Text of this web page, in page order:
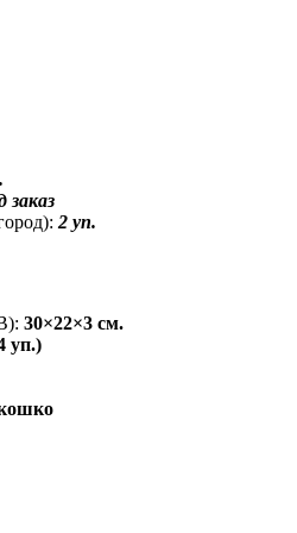
заказ
2 уп.
30×22×3 см.
уп.)